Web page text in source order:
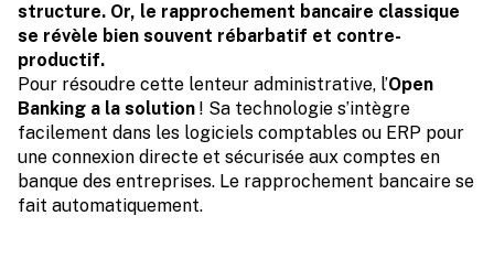
structure. Or, le rapprochement bancaire classique
se révèle bien souvent rébarbatif et contre-
productif.
Pour résoudre cette lenteur administrative, l’Open
Banking a la solution ! Sa technologie s’intègre
facilement dans les logiciels comptables ou ERP pour
une connexion directe et sécurisée aux comptes en
banque des entreprises. Le rapprochement bancaire se
fait automatiquement.